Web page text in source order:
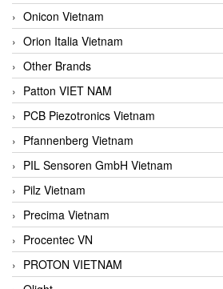
Onicon Vietnam
Orion Italia Vietnam
Other Brands
Patton VIET NAM
PCB Piezotronics Vietnam
Pfannenberg Vietnam
PIL Sensoren GmbH Vietnam
Pilz Vietnam
Precima Vietnam
Procentec VN
PROTON VIETNAM